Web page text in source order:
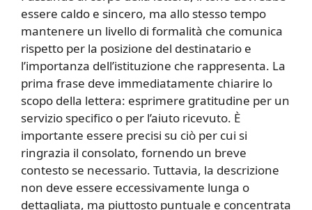
essere caldo e sincero, ma allo stesso tempo
mantenere un livello di formalità che comunica
rispetto per la posizione del destinatario e
l’importanza dell’istituzione che rappresenta. La
prima frase deve immediatamente chiarire lo
scopo della lettera: esprimere gratitudine per un
servizio specifico o per l’aiuto ricevuto. È
importante essere precisi su ciò per cui si
ringrazia il consolato, fornendo un breve
contesto se necessario. Tuttavia, la descrizione
non deve essere eccessivamente lunga o
dettagliata, ma piuttosto puntuale e concentrata